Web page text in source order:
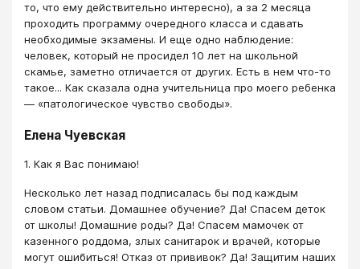
то, что ему действительно интересно), а за 2 месяца
проходить программу очередного класса и сдавать
необходимые экзамены. И еще одно наблюдение:
человек, который не просидел 10 лет на школьной
скамье, заметно отличается от других. Есть в нем что-то
такое... Как сказала одна учительница про моего ребенка
― «патологическое чувство свободы».
Елена Чуевская
1. Как я Вас понимаю!
Несколько лет назад подписалась бы под каждым
словом статьи. Домашнее обучение? Да! Спасем деток
от школы! Домашние роды? Да! Спасем мамочек от
казенного роддома, злых санитарок и врачей, которые
могут ошибиться! Отказ от прививок? Да! Защитим наших